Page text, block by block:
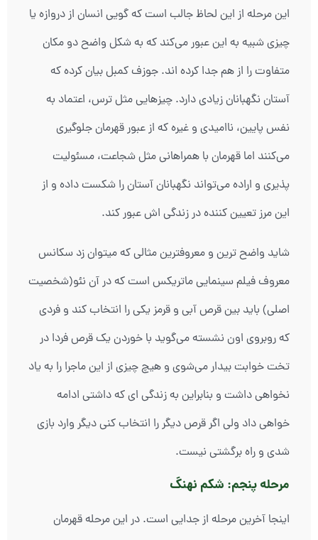
این مرحله از این لحاظ جالب است که گویی انسان از دروازه یا
چیزی شبیه به این عبور می‌کند که به شکل واضح دو مکان
متفاوت را از هم جدا کرده اند. جوزف کمبل بیان کرده که
آستان نگهبانان زیادی دارد. چیزهایی مثل ترس، اعتماد به
نفس پایین، ناامیدی و غیره که از عبور قهرمان جلوگیری
می‌کنند اما قهرمان با همراهانی مثل شجاعت، مسئولیت
پذیری و اراده می‌تواند نگهبانان آستان را شکست داده و از
این مرز تعیین کننده در زندگی اش عبور کند.
شاید واضح ترین و معروفترین مثالی که میتوان زد سکانس
معروف فیلم سینمایی ماتریکس است که در آن نئو(شخصیت
اصلی) باید بین قرص آبی و قرمز یکی را انتخاب کند و فردی
که روبروی اون نشسته می‌گوید با خوردن یک قرص فردا در
تخت خوابت بیدار می‌شوی و هیچ چیزی از این ماجرا را به یاد
نخواهی داشت و بنابراین به زندگی ای که داشتی ادامه
خواهی داد ولی اگر قرص دیگر را انتخاب کنی دیگر وارد بازی
شدی و راه برگشتی نیست.
مرحله پنجم: شکم نهنگ
اینجا آخرین مرحله از جدایی است. در این مرحله قهرمان